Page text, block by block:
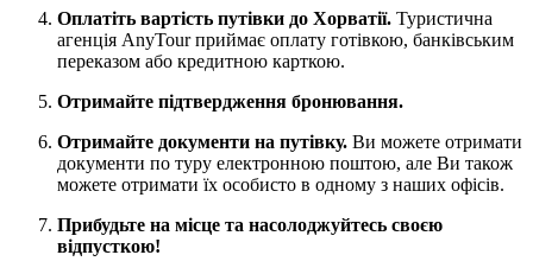
Оплатіть вартість путівки до Хорватії. Туристична
агенція AnyTour приймає оплату готівкою, банківським
переказом або кредитною карткою.
Отримайте підтвердження бронювання.
Отримайте документи на путівку. Ви можете отримати
документи по туру електронною поштою, але Ви також
можете отримати їх особисто в одному з наших офісів.
Прибудьте на місце та насолоджуйтесь своєю
відпусткою!